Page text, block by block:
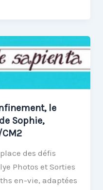
le
Sophie,
des défis
Photos et Sorties
en-vie, adaptées